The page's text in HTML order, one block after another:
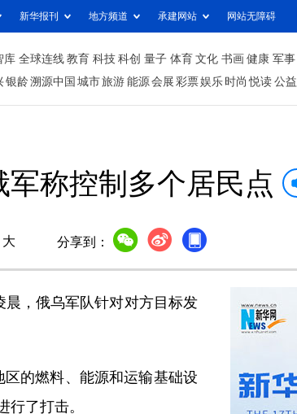
新华报刊 地方频道 承建网站 网站无障碍
库 全球连线 教育 科技 科创 量子 体育 文化 书画 健康 军事
银龄溯源中国 城市旅游 能源 会展 彩票娱乐 时尚 悦读 公益
称控制多个居民点
大 分享到：
，俄乌军队针对对方目标发
的燃料、能源和运输基础设
行了打击。